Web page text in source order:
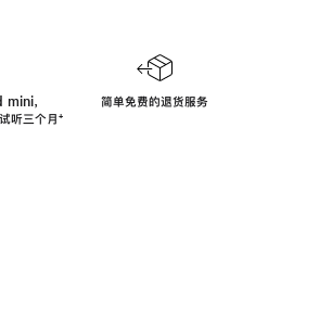
，
听三个月脚
⁺
简单免费的退货服务